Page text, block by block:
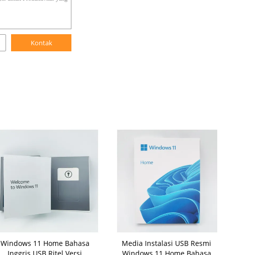
Kontak
Windows 11 Home Bahasa
Media Instalasi USB Resmi